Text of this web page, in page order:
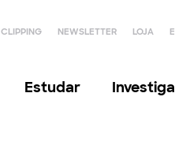
CLIPPING NEWSLETTER LOJA
Estudar